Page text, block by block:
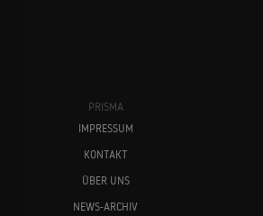
PRISMA
IMPRESSUM
KONTAKT
ÜBER UNS
NEWS-ARCHIV